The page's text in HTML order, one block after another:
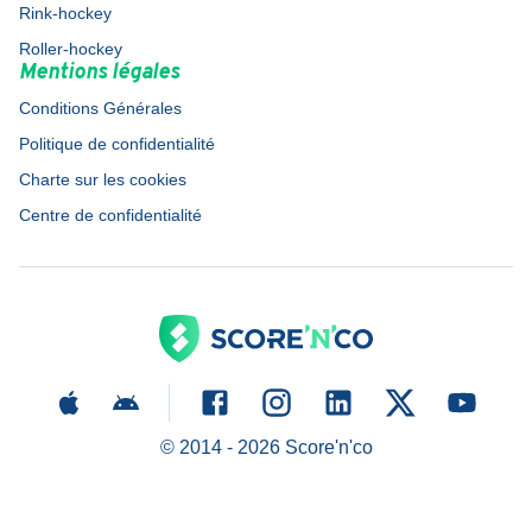
Rink-hockey
Roller-hockey
Mentions légales
Conditions Générales
Politique de confidentialité
Charte sur les cookies
Centre de confidentialité
© 2014 - 2026Score'n'co